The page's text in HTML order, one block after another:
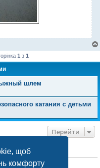
щоб
комфорту
1 з 1
шлем
катания с детьми
Перейти
ШІ]і 2 гостей